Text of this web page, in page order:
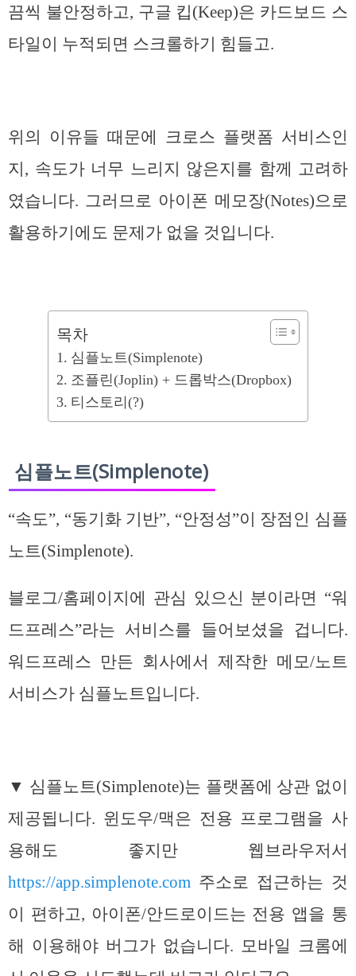
끔씩 불안정하고, 구글 킵(Keep)은 카드보드 스
타일이 누적되면 스크롤하기 힘들고.
위의 이유들 때문에 크로스 플랫폼 서비스인
지, 속도가 너무 느리지 않은지를 함께 고려하
였습니다. 그러므로 아이폰 메모장(Notes)으로
활용하기에도 문제가 없을 것입니다.
목차
심플노트(Simplenote)
조플린(Joplin) + 드롭박스(Dropbox)
티스토리(?)
심플노트(Simplenote)
“속도”, “동기화 기반”, “안정성”이 장점인 심플
노트(Simplenote).
블로그/홈페이지에 관심 있으신 분이라면 “워
드프레스”라는 서비스를 들어보셨을 겁니다.
워드프레스 만든 회사에서 제작한 메모/노트
서비스가 심플노트입니다.
▼ 심플노트(Simplenote)는 플랫폼에 상관 없이
제공됩니다. 윈도우/맥은 전용 프로그램을 사
용해도 좋지만 웹브라우저서
https://app.simplenote.com 주소로 접근하는 것
이 편하고, 아이폰/안드로이드는 전용 앱을 통
해 이용해야 버그가 없습니다. 모바일 크롬에